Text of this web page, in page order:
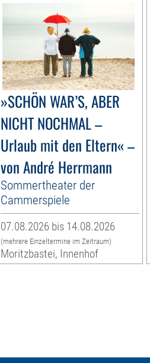
»SCHÖN WAR’S, ABER
NICHT NOCHMAL –
Urlaub mit den Eltern« –
von André Herrmann
Sommertheater der
Cammerspiele
07.08.2026 bis 14.08.2026
(mehrere Einzeltermine im Zeitraum)
Moritzbastei, Innenhof